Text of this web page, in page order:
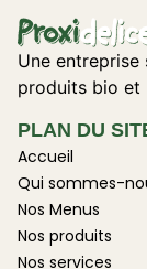
Une
produits bio et
PLAN DU
Accueil
Qui sommes-
Nos Menus
Nos produits
Nos services